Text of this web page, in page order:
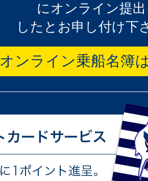
にオンライン提
したとお申し付け下
オンライン乗船名簿